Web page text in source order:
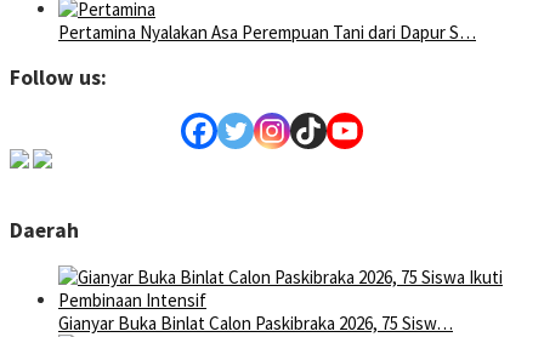
Pertamina Nyalakan Asa Perempuan Tani dari Dapur S…
Follow us:
Daerah
Gianyar Buka Binlat Calon Paskibraka 2026, 75 Sisw…